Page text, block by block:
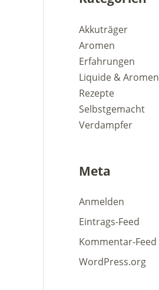
Akkuträger
Aromen
Erfahrungen
Liquide & Aromen
Rezepte
Selbstgemacht
Verdampfer
Meta
Anmelden
Eintrags-Feed
Kommentar-Feed
WordPress.org